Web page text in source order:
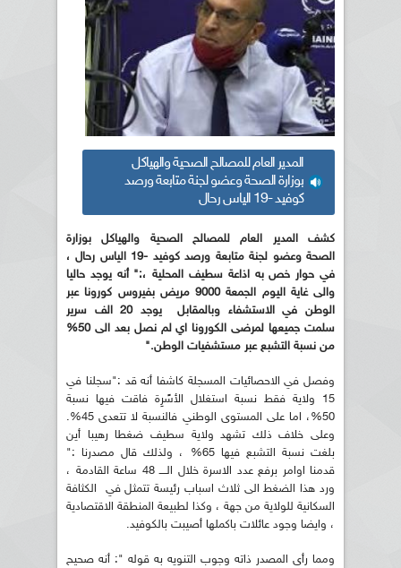
المدير العام للمصالح الصحية والهياكل
بوزارة الصحة وعضو لجنة متابعة ورصد
كوفيد -19 الياس رحال
كشف
المدير العام للمصالح الصحية والهياكل بوزارة
الصحة وعضو لجنة متابعة ورصد كوفيد -19 الياس رحال ،
في حوار خص به اذاعة سطيف المحلية ،:" أنه يوجد حاليا
والى غاية اليوم الجمعة 9000 مريض بفيروس كورونا عبر
الوطن في الاستشفاء وبالمقابل
يوجد 20 الف سرير
سلمت جميعها لمرضى الكورونا اي لم نصل بعد الى 50%
من نسبة التشبع عبر مستشفيات الوطن.
"
وفصل في الاحصائيات المسجلة كاشفا أنه قد :"سجلنا في
15 ولاية فقط نسبة استغلال الأسًرِة فاقت فيها نسبة
50%، اما على المستوى الوطني فالنسبة لا تتعدى 45%.
وعلى خلاف ذلك تشهد ولاية سطيف ضغطا رهيبا أين
بلغت نسبة التشبع فيها 65% ، ولذلك قال مصدرنا :"
قدمنا اوامر برفع عدد الاسرة خلال الــــ 48 ساعة القادمة ،
ورد هذا الضغط الى ثلاث اسباب رئيسة تتمثل في الكثافة
السكانية للولاية من جهة ، وكذا لطبيعة المنطقة الاقتصادية
، وايضا وجود عائلات باكملها أصيبت بالكوفيد.
ومما رأى المصدر ذاته وجوب التنويه به قوله ": أنه صحيح